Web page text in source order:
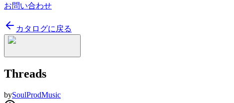
お問い合わせ
カタログに戻る
Threads
bySoulProdMusic